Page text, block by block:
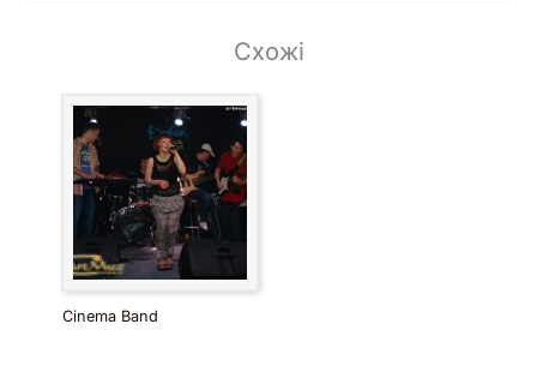
Схожі
Cinema Band